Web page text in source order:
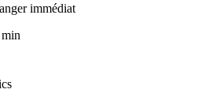
immédiat